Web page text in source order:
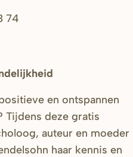
74
en ontspannen
Tijdens deze gratis
auteur en moeder
haar kennis en